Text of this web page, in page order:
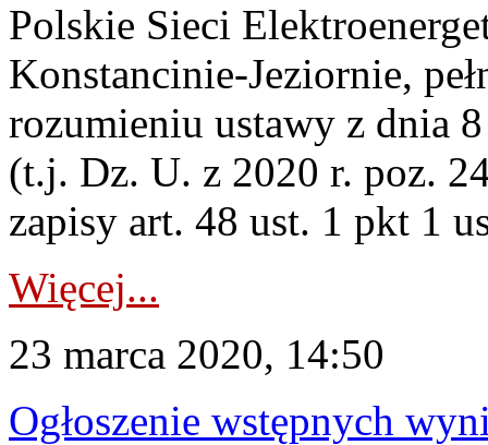
Polskie Sieci
Konstancinie-Jeziornie,
rozumieniu ustawy z dnia
(t.j. Dz. U. z 2020 r. poz.
zapisy art. 48 ust. 1 pkt 1
Więcej...
23 marca 2020, 14:50
Ogłoszenie wstępnych